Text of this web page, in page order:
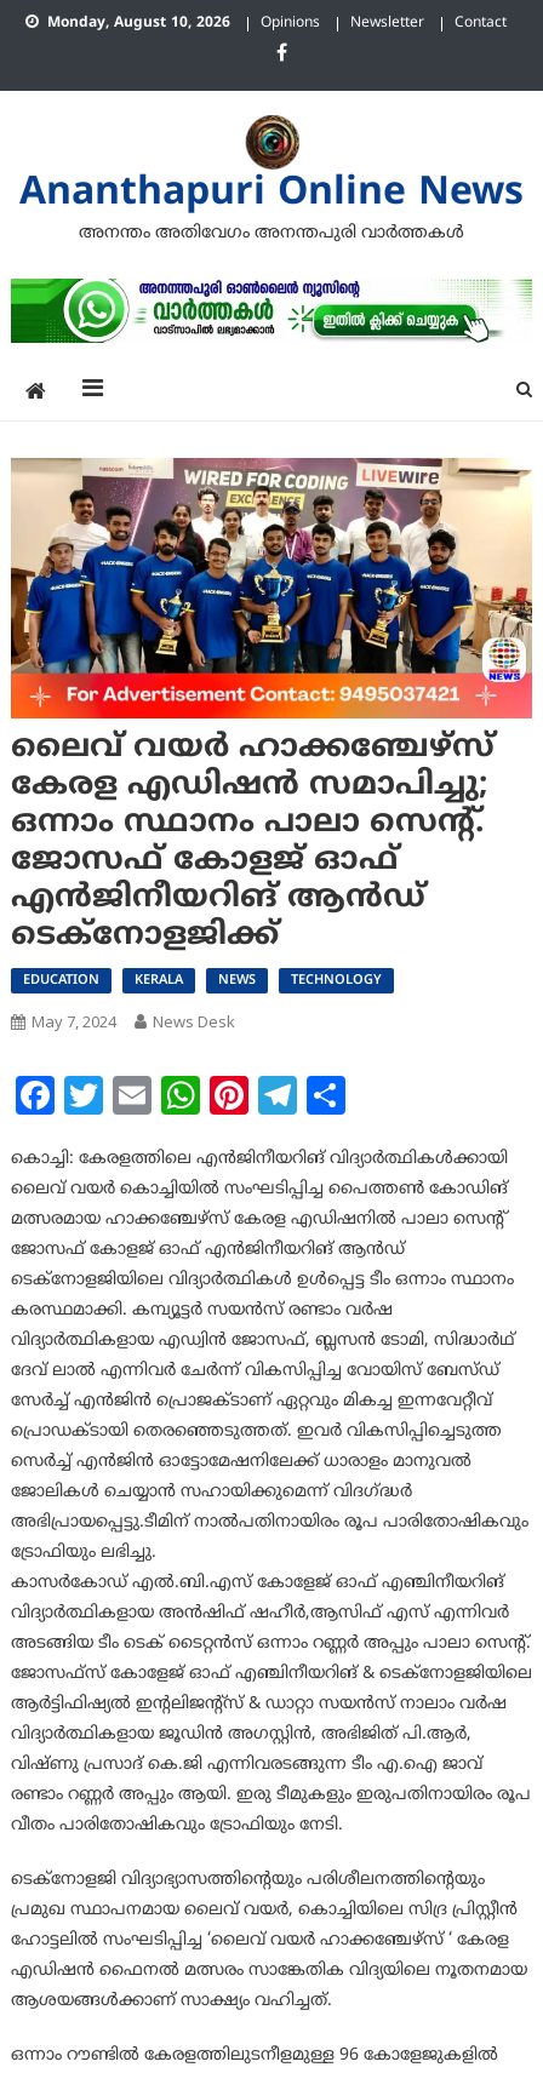
Skip
Monday, August 10, 2026 Opinions Newsletter Contact
Ananthapuri Online News
അനന്തം അതിവേഗം അനന്തപുരി വാര്‍ത്തകള്‍
ലൈവ് വയര്‍ ഹാക്കഞ്ചേഴ്‌സ്
കേരള എഡിഷന്‍ സമാപിച്ചു;
ഒന്നാം സ്ഥാനം പാലാ സെന്റ്.
ജോസഫ് കോളജ് ഓഫ്
എന്‍ജിനീയറിങ് ആന്‍ഡ്
ടെക്‌നോളജിക്ക്
EDUCATION KERALA NEWS TECHNOLOGY
May 7, 2024 News Desk
Facebook
Twitter
EmailWhatsApp
Pinterest
Telegram
Share
കൊച്ചി: കേരളത്തിലെ എന്‍ജിനീയറിങ് വിദ്യാര്‍ത്ഥികള്‍ക്കായി
ലൈവ് വയര്‍ കൊച്ചിയില്‍ സംഘടിപ്പിച്ച പൈത്തണ്‍ കോഡിങ്
മത്സരമായ ഹാക്കഞ്ചേഴ്‌സ് കേരള എഡിഷനില്‍ പാലാ സെന്റ്
ജോസഫ് കോളജ് ഓഫ് എന്‍ജിനീയറിങ് ആന്‍ഡ്
ടെക്‌നോളജിയിലെ വിദ്യാര്‍ത്ഥികള്‍ ഉള്‍പ്പെട്ട ടീം ഒന്നാം സ്ഥാനം
കരസ്ഥമാക്കി. കമ്പ്യൂട്ടര്‍ സയന്‍സ് രണ്ടാം വര്‍ഷ
വിദ്യാര്‍ത്ഥികളായ എഡ്വിന്‍ ജോസഫ്, ബ്ലസന്‍ ടോമി, സിദ്ധാര്‍ഥ്
ദേവ് ലാല്‍ എന്നിവര്‍ ചേര്‍ന്ന് വികസിപ്പിച്ച വോയിസ് ബേസ്ഡ്
സേര്‍ച്ച് എന്‍ജിന്‍ പ്രൊജക്ടാണ് ഏറ്റവും മികച്ച ഇന്നവേറ്റീവ്
പ്രൊഡക്ടായി തെരഞ്ഞെടുത്തത്. ഇവര്‍ വികസിപ്പിച്ചെടുത്ത
സെര്‍ച്ച് എന്‍ജിന്‍ ഓട്ടോമേഷനിലേക്ക് ധാരാളം മാനുവല്‍
ജോലികള്‍ ചെയ്യാന്‍ സഹായിക്കുമെന്ന് വിദഗ്ദ്ധര്‍
അഭിപ്രായപ്പെട്ടു.ടീമിന് നാല്‍പതിനായിരം രൂപ പാരിതോഷികവും
ട്രോഫിയും ലഭിച്ചു.
കാസര്‍കോഡ് എല്‍.ബി.എസ് കോളേജ് ഓഫ് എഞ്ചിനീയറിങ്
വിദ്യാര്‍ത്ഥികളായ അന്‍ഷിഫ് ഷഹീര്‍,ആസിഫ് എസ് എന്നിവര്‍
അടങ്ങിയ ടീം ടെക് ടൈറ്റന്‍സ് ഒന്നാം റണ്ണര്‍ അപ്പും പാലാ സെന്റ്.
ജോസഫ്‌സ് കോളേജ് ഓഫ് എഞ്ചിനീയറിങ് & ടെക്‌നോളജിയിലെ
ആര്‍ട്ടിഫിഷ്യല്‍ ഇന്റലിജന്റ്‌സ് & ഡാറ്റാ സയന്‍സ് നാലാം വര്‍ഷ
വിദ്യാര്‍ത്ഥികളായ ജൂഡിന്‍ അഗസ്റ്റിന്‍, അഭിജിത് പി.ആര്‍,
വിഷ്ണു പ്രസാദ് കെ.ജി എന്നിവരടങ്ങുന്ന ടീം എ.ഐ ജാവ്
രണ്ടാം റണ്ണര്‍ അപ്പും ആയി. ഇരു ടീമുകളും ഇരുപതിനായിരം രൂപ
വീതം പാരിതോഷികവും ട്രോഫിയും നേടി.
ടെക്‌നോളജി വിദ്യാഭ്യാസത്തിന്റെയും പരിശീലനത്തിന്റെയും
പ്രമുഖ സ്ഥാപനമായ ലൈവ് വയര്‍, കൊച്ചിയിലെ സിദ്ര പ്രിസ്റ്റീന്‍
ഹോട്ടലില്‍ സംഘടിപ്പിച്ച ‘ലൈവ് വയര്‍ ഹാക്കഞ്ചേഴ്‌സ് ‘ കേരള
എഡിഷന്‍ ഫൈനല്‍ മത്സരം സാങ്കേതിക വിദ്യയിലെ നൂതനമായ
ആശയങ്ങള്‍ക്കാണ് സാക്ഷ്യം വഹിച്ചത്.
ഒന്നാം റൗണ്ടില്‍ കേരളത്തിലുടനീളമുള്ള 96 കോളേജുകളില്‍